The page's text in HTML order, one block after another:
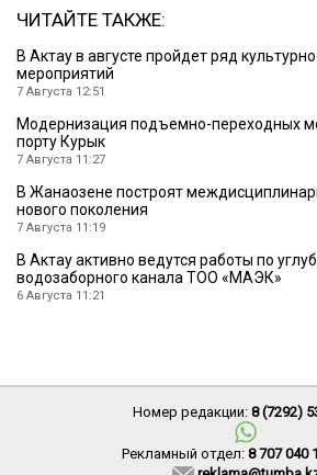
ЧИТАЙТЕ ТАКЖЕ:
В Актау в августе пройдет ряд
мероприятий
7 Августа 12:51
Модернизация подъемно-переходных
порту Курык
7 Августа 11:27
В Жанаозене построят
нового поколения
7 Августа 11:19
В Актау активно ведутся работы по
водозаборного канала ТОО «МАЭК»
6 Августа 11:21
Номер редакции: 8 (7292)
Рекламный отдел: 8 707 040